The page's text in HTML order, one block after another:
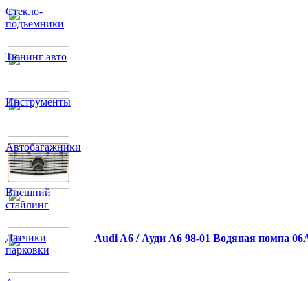
Стекло-
подъемники
Тюнинг авто
Инструменты
Автобагажники
Внешний
стайлинг
Датчики
парковки
Audi A6 / Ауди А6 98-01 Водяная помпа